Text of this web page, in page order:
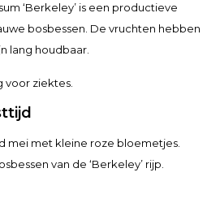
‘Berkeley’ is een productieve
bosbessen. De vruchten hebben
lang houdbaar.
voor ziektes.
mei met kleine roze bloemetjes.
van de ‘Berkeley’ rijp.